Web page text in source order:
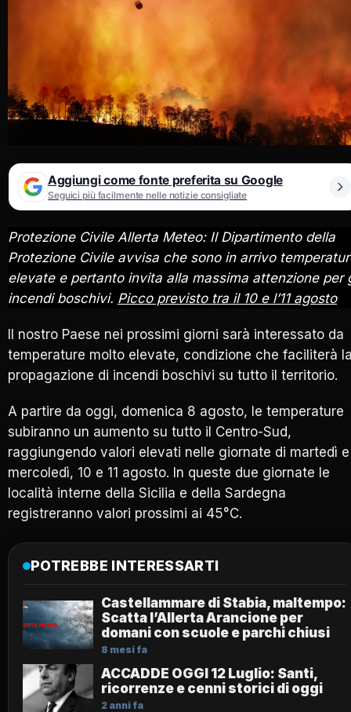
Aggiungi come fonte preferita su Google
Seguici più facilmente nelle notizie consigliate
Protezione Civile Allerta Meteo: Il Dipartimento della
Protezione Civile avvisa che sono in arrivo
elevate e pertanto invita alla massima attenzione per
incendi boschivi. Picco previsto tra il 10 e l’11 agosto
Il nostro Paese nei prossimi giorni sarà interessato da
temperature molto elevate, condizione che faciliterà
propagazione di incendi boschivi su tutto il territorio.
A partire da oggi, domenica 8 agosto, le temperature
subiranno un aumento su tutto il Centro-Sud,
raggiungendo valori elevati nelle giornate di martedì e
mercoledì, 10 e 11 agosto. In queste due giornate le
località interne della Sicilia e della Sardegna
registreranno valori prossimi ai 45°C.
POTREBBE INTERESSARTI
Castellammare di Stabia, maltempo:
Scatta l’Allerta Arancione per
domani con scuole e parchi chiusi
8 mesi fa
ACCADDE OGGI 12 Luglio: Santi,
ricorrenze e cenni storici di oggi
2 anni fa